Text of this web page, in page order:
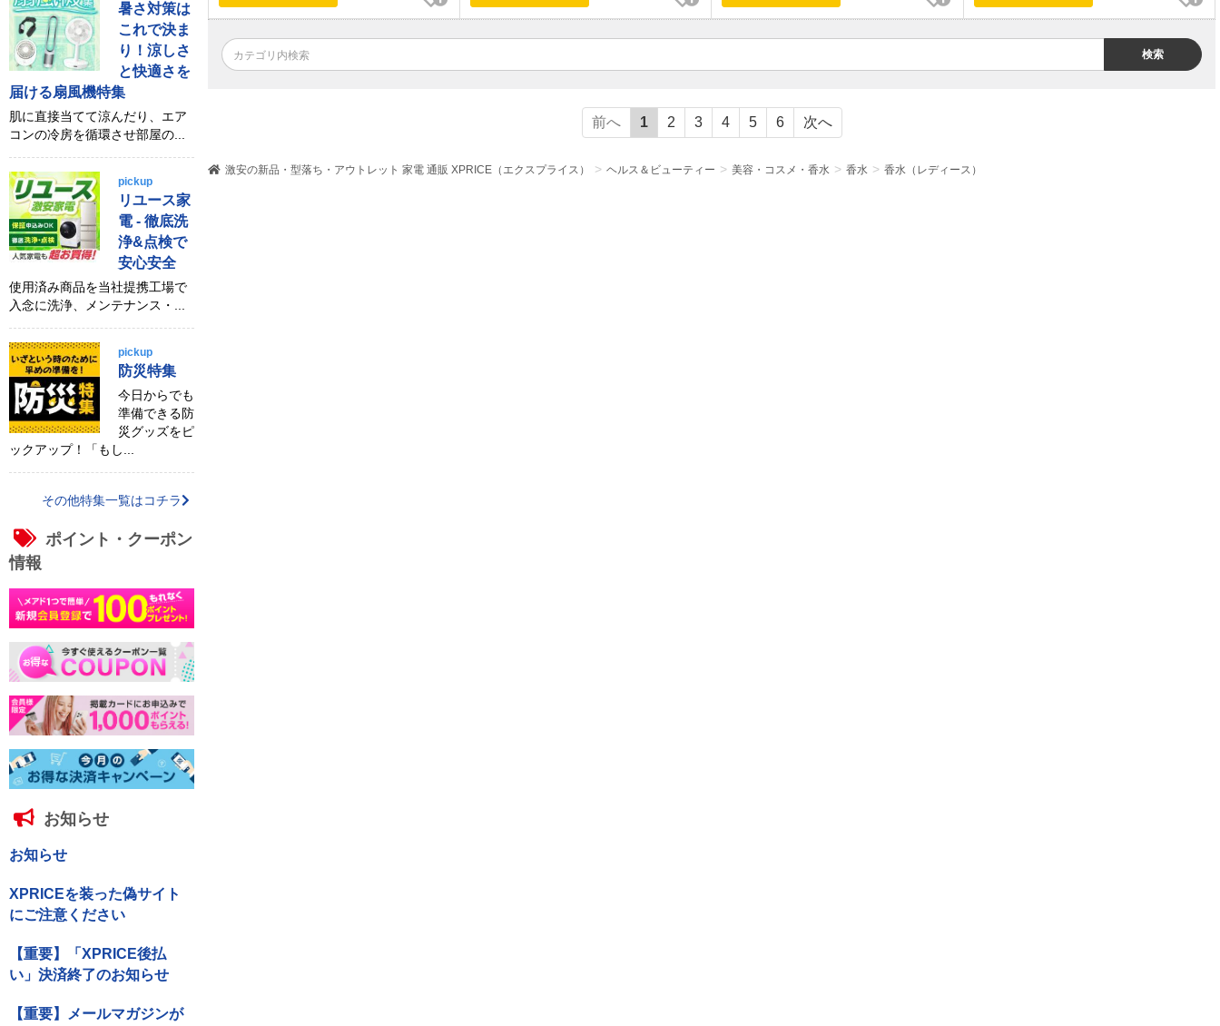
激安の新品・型落ち・アウトレット 家電 通販 XPRICE（エクスプライス） ヘルス＆ビューティー 美容・コスメ・香水 香水 香水（レディース）
検索
前へ 1 2 3 4 5 6 次へ
暑さ対策は
これで決ま
り！涼しさ
と快適さを
届ける扇風機特集
肌に直接当てて涼んだり、エア
コンの冷房を循環させ部屋の...
pickup
リユース家
電 - 徹底洗
浄&点検で
安心安全
使用済み商品を当社提携工場で
入念に洗浄、メンテナンス・...
pickup
防災特集
今日からでも
準備できる防
災グッズをピ
ックアップ！「もし...
その他特集一覧はコチラ
ポイント・クーポン
情報
お知らせ
お知らせ
XPRICEを装った偽サイト
にご注意ください
【重要】「XPRICE後払
い」決済終了のお知らせ
【重要】メールマガジンが